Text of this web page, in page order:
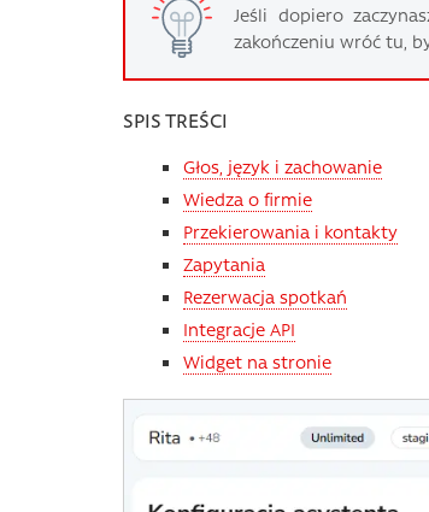
Jeśli dopiero
zakończeniu wróć tu,
SPIS TREŚCI
Głos, język i zachowanie
Wiedza o firmie
Przekierowania i kontakty
Zapytania
Rezerwacja spotkań
Integracje API
Widget na stronie